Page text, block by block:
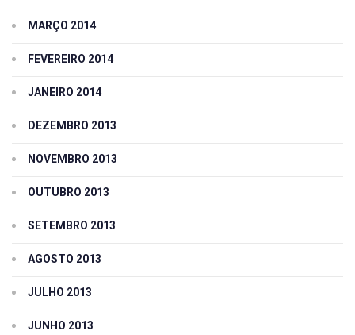
MARÇO 2014
FEVEREIRO 2014
JANEIRO 2014
DEZEMBRO 2013
NOVEMBRO 2013
OUTUBRO 2013
SETEMBRO 2013
AGOSTO 2013
JULHO 2013
JUNHO 2013